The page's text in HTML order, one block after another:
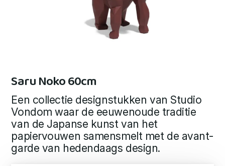
Saru Noko 60cm
Een collectie designstukken van Studio
Vondom waar de eeuwenoude traditie
van de Japanse kunst van het
papiervouwen samensmelt met de avant-
garde van hedendaags design.